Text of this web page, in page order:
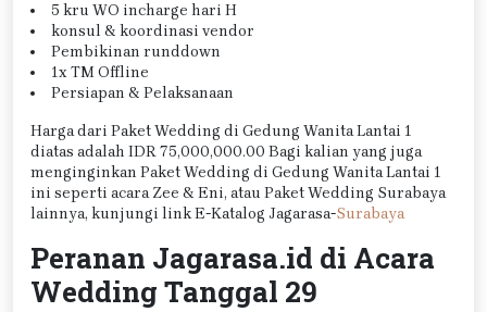
5 kru WO incharge hari H
konsul & koordinasi vendor
Pembikinan runddown
1x TM Offline
Persiapan & Pelaksanaan
Harga dari Paket Wedding di Gedung Wanita Lantai 1
diatas adalah IDR 75,000,000.00 Bagi kalian yang juga
menginginkan Paket Wedding di Gedung Wanita Lantai 1
ini seperti acara Zee & Eni, atau Paket Wedding Surabaya
lainnya, kunjungi link E-Katalog Jagarasa-Surabaya
Peranan Jagarasa.id di Acara
Wedding Tanggal 29